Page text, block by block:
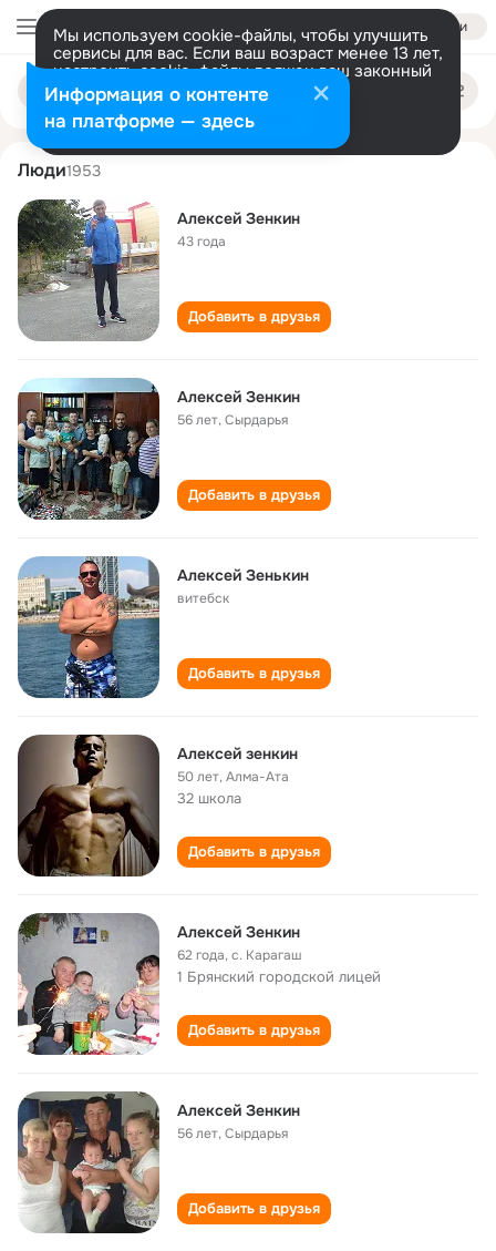
Войти
Мы используем cookie-файлы, чтобы улучшить
сервисы для вас. Если ваш возраст менее 13 лет,
настроить cookie-файлы должен ваш законный
представитель. Больше информации
Разрешить все Настроить
Поиск
людям
aleksey zenkin
Люди1953
Алексей Зенкин
43 года
Добавить в друзья
Алексей Зенкин
56 лет,Сырдарья
Добавить в друзья
Алексей Зенькин
витебск
Добавить в друзья
Алексей зенкин
50 лет,Алма-Ата
32 школа
Добавить в друзья
Алексей Зенкин
62 года,с. Карагаш
1 Брянский городской лицей
Добавить в друзья
Алексей Зенкин
56 лет,Сырдарья
Добавить в друзья
Информация о контенте
на платформе — здесь